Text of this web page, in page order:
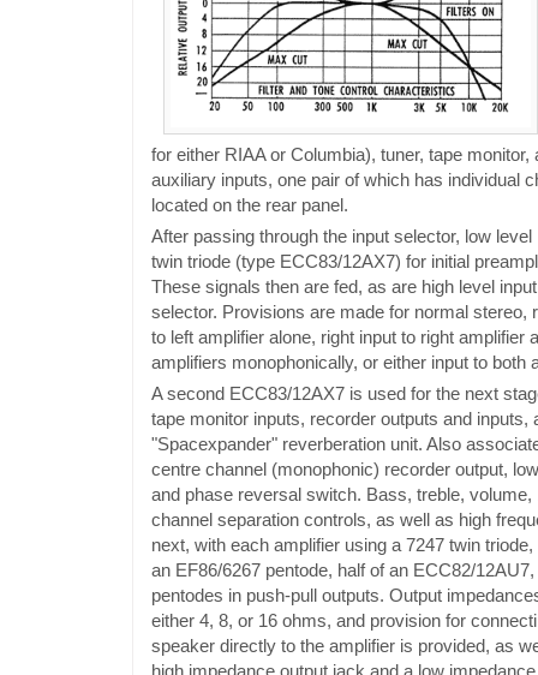
for either RIAA or Columbia), tuner, tape monitor,
auxiliary inputs, one pair of which has individual
located on the rear panel.
After passing through the input selector, low
twin triode (type ECC83/12AX7) for initial
These signals then are fed, as are high level
selector. Provisions are made for normal stereo,
to left amplifier alone, right input to right amplifier
amplifiers monophonically, or either input to both
A second ECC83/12AX7 is used for the next
tape monitor inputs, recorder outputs and inputs,
"Spacexpander" reverberation unit. Also
centre channel (monophonic) recorder output,
and phase reversal switch. Bass, treble, volume,
channel separation controls, as well as high
next, with each amplifier using a 7247 twin
an EF86/6267 pentode, half of an ECC82/
pentodes in push-pull outputs. Output
either 4, 8, or 16 ohms, and provision for
speaker directly to the amplifier is provided, as
high impedance output jack and a low